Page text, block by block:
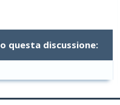
questa discussione: